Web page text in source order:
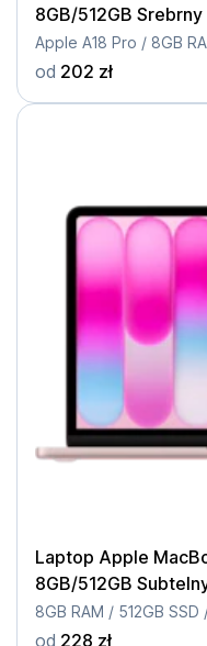
8GB/512GB Srebrny
Apple A18 Pro / 8GB
od 202 zł
Laptop Apple
8GB/512GB
8GB RAM / 512GB
od 228 zł